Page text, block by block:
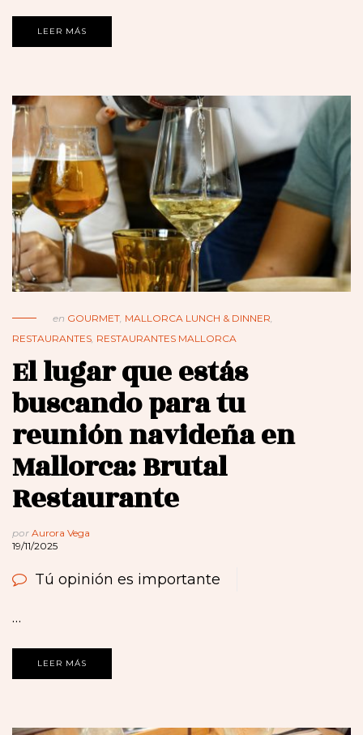
LEER MÁS
en GOURMET MALLORCA LUNCH & DINNER
RESTAURANTES RESTAURANTES MALLORCA
El lugar que estás
buscando para tu
reunión navideña en
Mallorca: Brutal
Restaurante
por Aurora Vega
19/11/2025
Tú opinión es importante
…
LEER MÁS